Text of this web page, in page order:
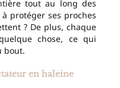
tout au long des
protéger ses proches
? De plus, chaque
chose, ce qui
bout.
en haleine